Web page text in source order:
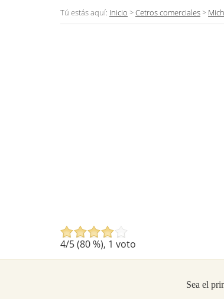
Tú estás aquí: Inicio >Cetros comerciales>
4/5 (80%), 1 voto
Sea el